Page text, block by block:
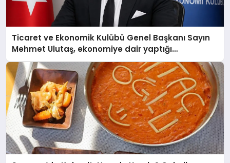
Ticaret ve Ekonomik Kulübü Genel Başkanı Sayın
Mehmet Ulutaş, ekonomiye dair yaptığı
açıklamada şunları kaydetti: